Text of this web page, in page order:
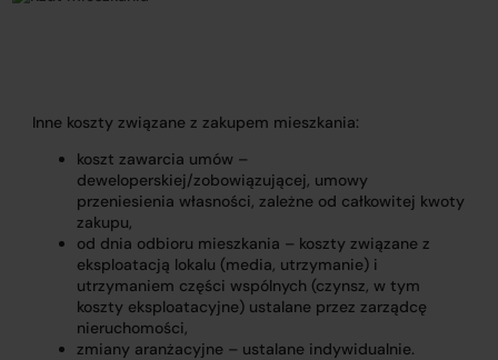
Inne koszty związane z zakupem mieszkania:
koszt zawarcia umów –
deweloperskiej/zobowiązującej, umowy
przeniesienia własności, zależne od całkowitej kwoty
zakupu,
od dnia odbioru mieszkania – koszty związane z
eksploatacją lokalu (media, utrzymanie) i
utrzymaniem części wspólnych (czynsz, w tym
koszty eksploatacyjne) ustalane przez zarządcę
nieruchomości,
zmiany aranżacyjne – ustalane indywidualnie.